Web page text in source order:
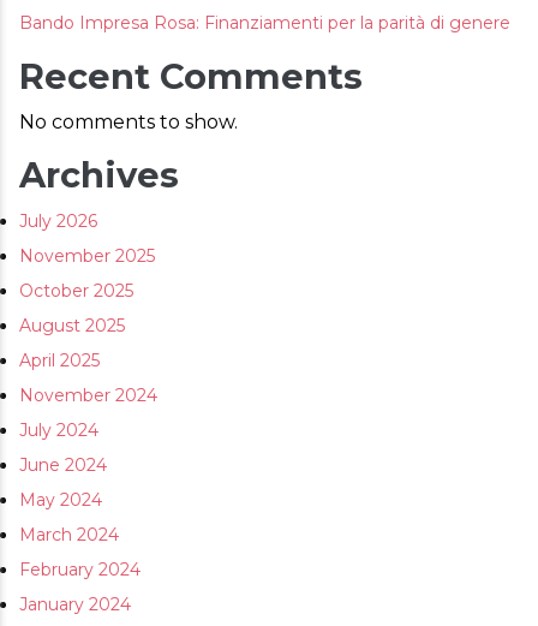
Bando Impresa Rosa: Finanziamenti per la parità di genere
Recent Comments
No comments to show.
Archives
July 2026
November 2025
October 2025
August 2025
April 2025
November 2024
July 2024
June 2024
May 2024
March 2024
February 2024
January 2024